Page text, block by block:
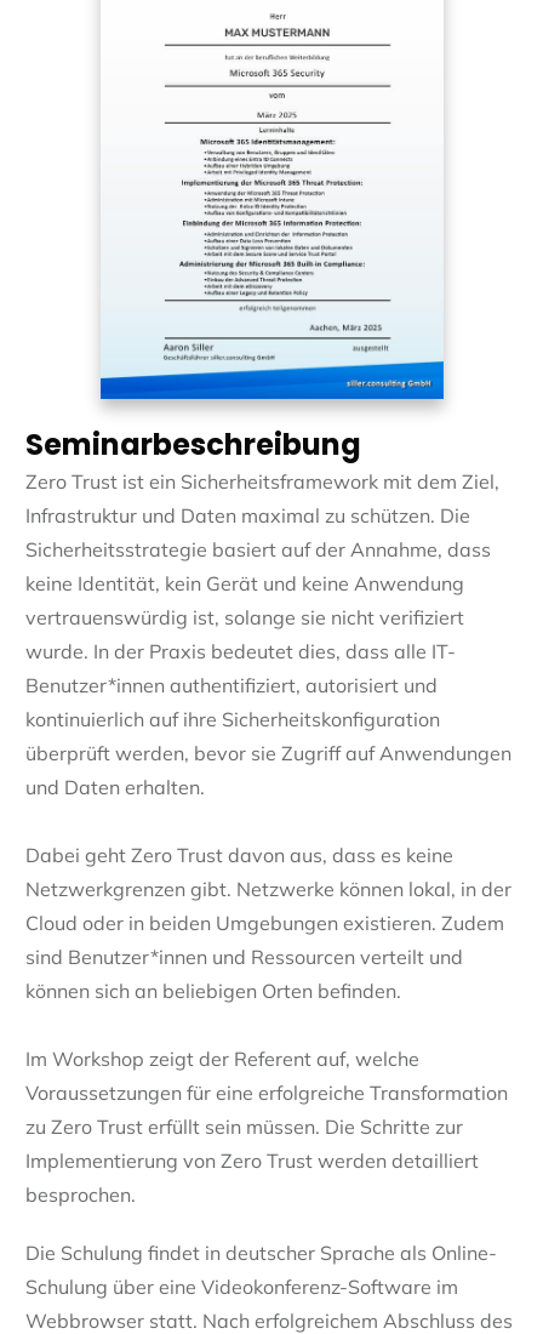
Seminarbeschreibung
Zero Trust ist ein Sicherheitsframework mit dem Ziel,
Infrastruktur und Daten maximal zu schützen. Die
Sicherheitsstrategie basiert auf der Annahme, dass
keine Identität, kein Gerät und keine Anwendung
vertrauenswürdig ist, solange sie nicht verifiziert
wurde. In der Praxis bedeutet dies, dass alle IT-
Benutzer*innen authentifiziert, autorisiert und
kontinuierlich auf ihre Sicherheitskonfiguration
überprüft werden, bevor sie Zugriff auf Anwendungen
und Daten erhalten.
Dabei geht Zero Trust davon aus, dass es keine
Netzwerkgrenzen gibt. Netzwerke können lokal, in der
Cloud oder in beiden Umgebungen existieren. Zudem
sind Benutzer*innen und Ressourcen verteilt und
können sich an beliebigen Orten befinden.
Im Workshop zeigt der Referent auf, welche
Voraussetzungen für eine erfolgreiche Transformation
zu Zero Trust erfüllt sein müssen. Die Schritte zur
Implementierung von Zero Trust werden detailliert
besprochen.
Die Schulung findet in deutscher Sprache als Online-
Schulung über eine Videokonferenz-Software im
Webbrowser statt. Nach erfolgreichem Abschluss des